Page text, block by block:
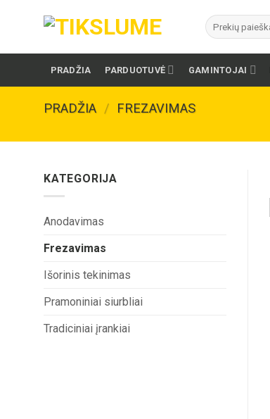
Ieškoti:
PRADŽIA PARDUOTUVĖ GAMINTOJAI
PRADŽIA / FREZAVIMAS
KATEGORIJA
Anodavimas
Frezavimas
Išorinis tekinimas
Pramoniniai siurbliai
Tradiciniai įrankiai